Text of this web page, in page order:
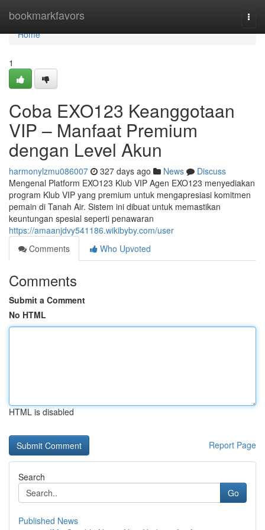
bookmarkfavors
Home
Home
1
Coba EXO123 Keanggotaan
VIP – Manfaat Premium
dengan Level Akun
harmonylzmu086007 327 days ago News
Discuss
Mengenal Platform EXO123 Klub VIP Agen EXO123 menyediakan
program Klub VIP yang premium untuk mengapresiasi komitmen
pemain di Tanah Air. Sistem ini dibuat untuk memastikan
keuntungan spesial seperti penawaran
https://amaanjdvy541186.wikibyby.com/user
Comments
Who Upvoted
Comments
Submit a Comment
No HTML
HTML is disabled
Report Page
Search
Go
Published News